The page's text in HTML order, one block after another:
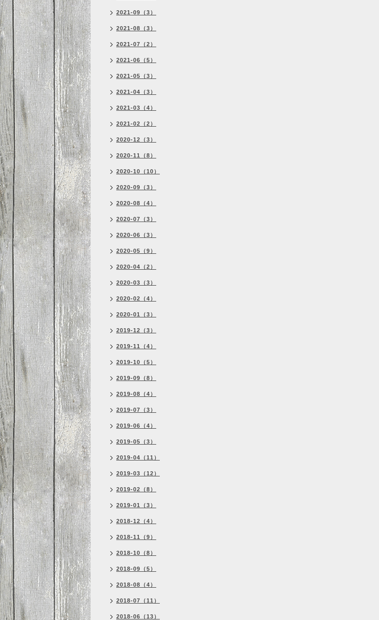
2021-09（3）
2021-08（3）
2021-07（2）
2021-06（5）
2021-05（3）
2021-04（3）
2021-03（4）
2021-02（2）
2020-12（3）
2020-11（8）
2020-10（10）
2020-09（3）
2020-08（4）
2020-07（3）
2020-06（3）
2020-05（9）
2020-04（2）
2020-03（3）
2020-02（4）
2020-01（3）
2019-12（3）
2019-11（4）
2019-10（5）
2019-09（8）
2019-08（4）
2019-07（3）
2019-06（4）
2019-05（3）
2019-04（11）
2019-03（12）
2019-02（8）
2019-01（3）
2018-12（4）
2018-11（9）
2018-10（8）
2018-09（5）
2018-08（4）
2018-07（11）
2018-06（13）